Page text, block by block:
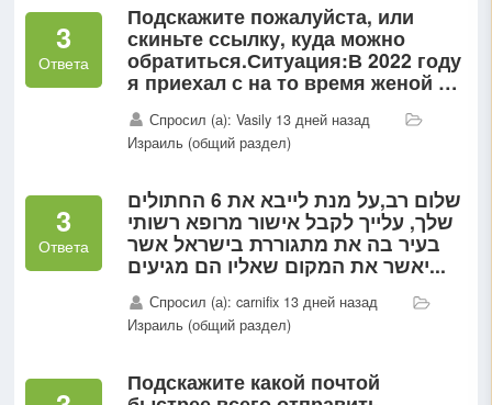
3
Ответа
Подскажите пожалуйста, или
скиньте ссылку, куда можно
обратиться.Ситуация:В 2022 году
я приехал с на то время женой в
мы получили гражданство,
пожили год и мне нужно...
Спросил (а): Vasily 13 дней назад
Израиль (общий раздел)
3
Ответа
שלום רב,על מנת לייבא את 6 החתולים
שלך, עלייך לקבל אישור מרופא רשותי
בעיר בה את מתגוררת בישראל אשר
יאשר את המקום שאליו הם מגיעים...
Спросил (а): carnifix 13 дней назад
Израиль (общий раздел)
Подскажите какой почтой